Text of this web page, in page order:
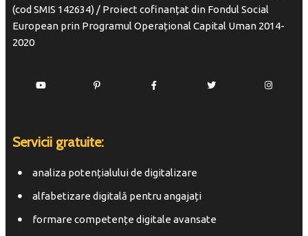
(cod SMIS 142634) / Proiect cofinanțat din Fondul Social
European prin Programul Operațional Capital Uman 2014-
2020
Servicii gratuite:
analiza potențialului de digitalizare
alfabetizare digitală pentru angajați
formare competențe digitale avansate